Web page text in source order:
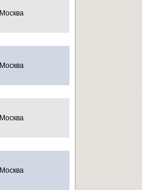
Москва
Москва
Москва
Москва